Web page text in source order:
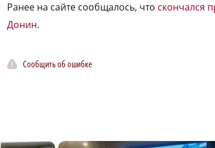
Ранее на сайте сообщалось, что скончался
Донин.
Сообщить об ошибке